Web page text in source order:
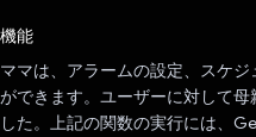
機能
ママは、アラームの設定、スケ
ができます。ユーザーに対して
した。上記の関数の実行には、